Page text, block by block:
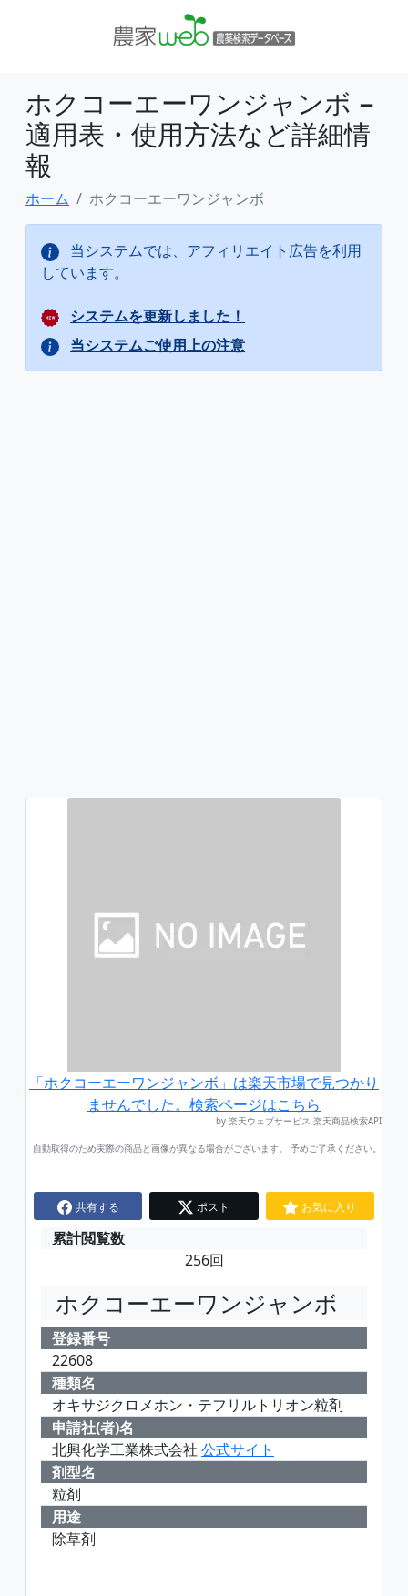
ホクコーエーワンジャンボ −
適用表・使用方法など詳細情
報
ホーム ホクコーエーワンジャンボ
当システムでは、アフィリエイト広告を利用
しています。
システムを更新しました！
当システムご使用上の注意
「ホクコーエーワンジャンボ」は楽天市場で見つかり
ませんでした。検索ページはこちら
by 楽天ウェブサービス 楽天商品検索API
自動取得のため実際の商品と画像が異なる場合がございます。 予めご了承ください。
共有する ポスト お気に入り
累計閲覧数
256回
ホクコーエーワンジャンボ
登録番号
22608
種類名
オキサジクロメホン・テフリルトリオン粒剤
申請社(者)名
北興化学工業株式会社 公式サイト
剤型名
粒剤
用途
除草剤